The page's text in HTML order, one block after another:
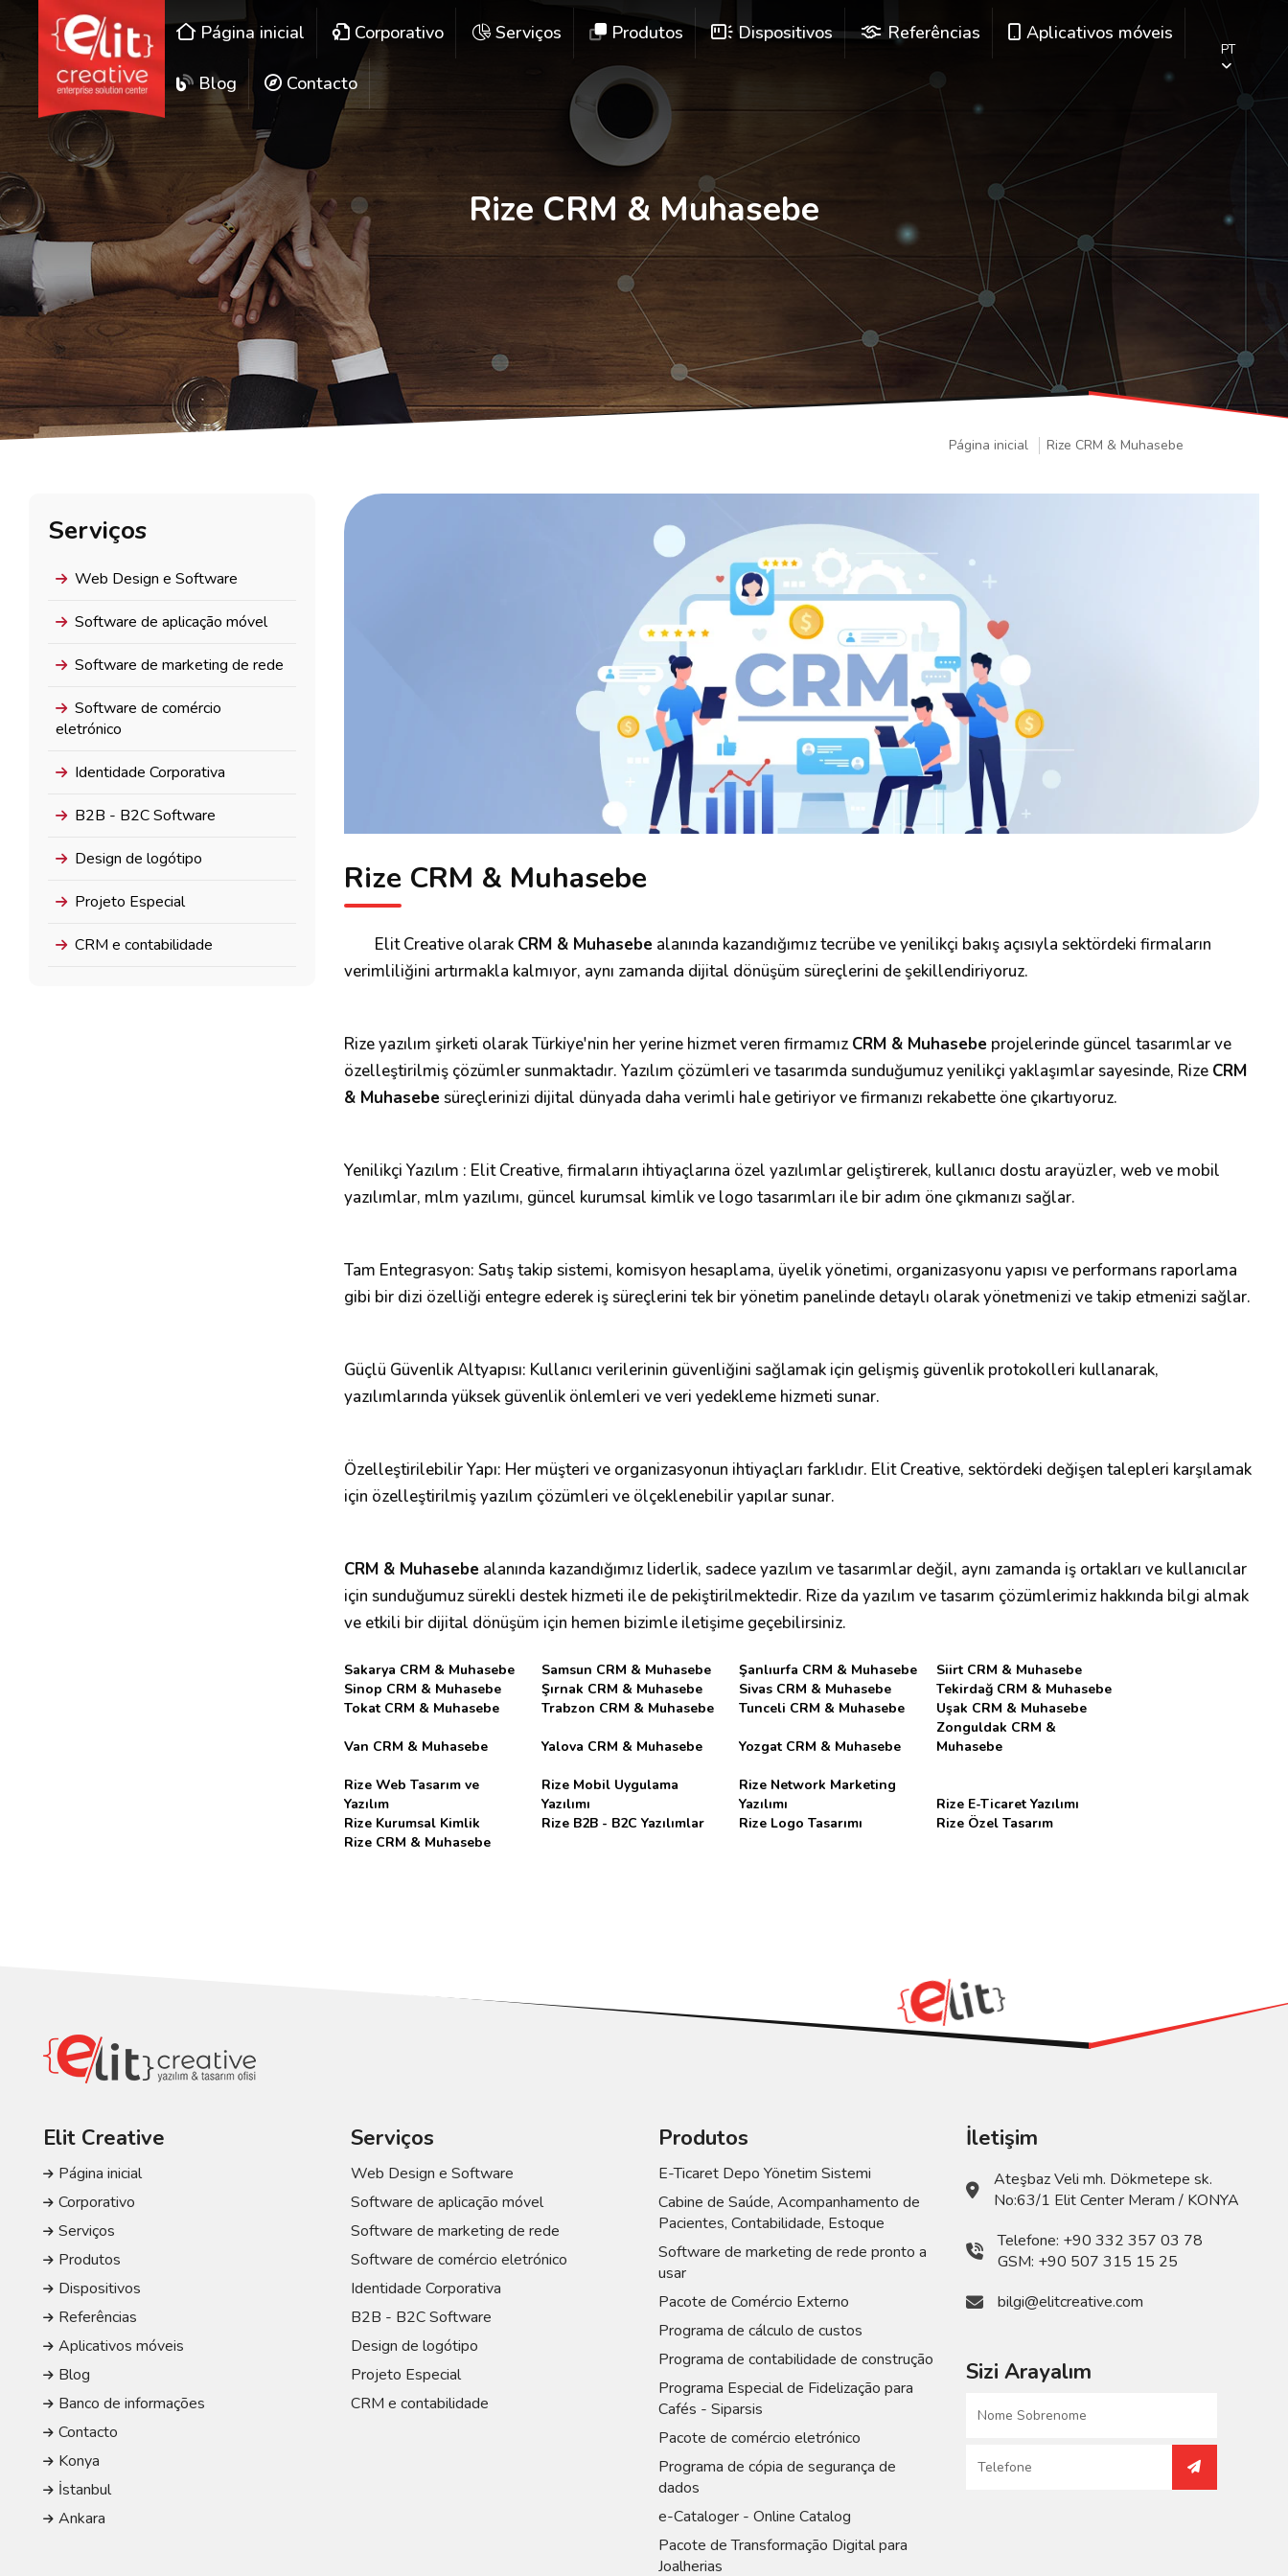
Página inicial Corporativo Serviços Produtos Dispositivos Referências Aplicativos móveis
Blog Contacto
PT
Rize CRM & Muhasebe
Página inicial Rize CRM & Muhasebe
Serviços
Web Design e Software
Software de aplicação móvel
Software de marketing de rede
Software de comércio
eletrónico
Identidade Corporativa
B2B - B2C Software
Design de logótipo
Projeto Especial
CRM e contabilidade
Rize CRM & Muhasebe
Elit Creative olarak CRM & Muhasebe alanında kazandığımız tecrübe ve yenilikçi bakış açısıyla sektördeki firmaların
verimliliğini artırmakla kalmıyor, aynı zamanda dijital dönüşüm süreçlerini de şekillendiriyoruz.
Rize yazılım şirketi olarak Türkiye'nin her yerine hizmet veren firmamız CRM & Muhasebe projelerinde güncel tasarımlar ve
özelleştirilmiş çözümler sunmaktadır. Yazılım çözümleri ve tasarımda sunduğumuz yenilikçi yaklaşımlar sayesinde, Rize CRM
& Muhasebe süreçlerinizi dijital dünyada daha verimli hale getiriyor ve firmanızı rekabette öne çıkartıyoruz.
Yenilikçi Yazılım : Elit Creative, firmaların ihtiyaçlarına özel yazılımlar geliştirerek, kullanıcı dostu arayüzler, web ve mobil
yazılımlar, mlm yazılımı, güncel kurumsal kimlik ve logo tasarımları ile bir adım öne çıkmanızı sağlar.
Tam Entegrasyon: Satış takip sistemi, komisyon hesaplama, üyelik yönetimi, organizasyonu yapısı ve performans raporlama
gibi bir dizi özelliği entegre ederek iş süreçlerini tek bir yönetim panelinde detaylı olarak yönetmenizi ve takip etmenizi sağlar.
Güçlü Güvenlik Altyapısı: Kullanıcı verilerinin güvenliğini sağlamak için gelişmiş güvenlik protokolleri kullanarak,
yazılımlarında yüksek güvenlik önlemleri ve veri yedekleme hizmeti sunar.
Özelleştirilebilir Yapı: Her müşteri ve organizasyonun ihtiyaçları farklıdır. Elit Creative, sektördeki değişen talepleri karşılamak
için özelleştirilmiş yazılım çözümleri ve ölçeklenebilir yapılar sunar.
CRM & Muhasebe alanında kazandığımız liderlik, sadece yazılım ve tasarımlar değil, aynı zamanda iş ortakları ve kullanıcılar
için sunduğumuz sürekli destek hizmeti ile de pekiştirilmektedir. Rize da yazılım ve tasarım çözümlerimiz hakkında bilgi almak
ve etkili bir dijital dönüşüm için hemen bizimle iletişime geçebilirsiniz.
Sakarya CRM & Muhasebe Samsun CRM & Muhasebe Şanlıurfa CRM & Muhasebe
Siirt CRM & Muhasebe
Sinop CRM & Muhasebe
Şırnak CRM & Muhasebe Sivas CRM & Muhasebe
Tekirdağ CRM & Muhasebe
Tokat CRM & Muhasebe
Trabzon CRM & Muhasebe Tunceli CRM & Muhasebe Uşak CRM & Muhasebe
Van CRM & Muhasebe Yalova CRM & Muhasebe Yozgat CRM & Muhasebe
Zonguldak CRM &
Muhasebe
Rize Web Tasarım ve
Yazılım
Rize Mobil Uygulama
Yazılımı
Rize Network Marketing
Yazılımı
Rize E-Ticaret Yazılımı
Rize Kurumsal Kimlik
Rize B2B - B2C Yazılımlar Rize Logo Tasarımı
Rize Özel Tasarım
Rize CRM & Muhasebe
Elit Creative
Página inicial
Corporativo
Serviços
Produtos
Dispositivos
Referências
Aplicativos móveis
Blog
Banco de informações
Contacto
Konya
İstanbul
Ankara
Serviços
Web Design e Software
Software de aplicação móvel
Software de marketing de rede
Software de comércio eletrónico
Identidade Corporativa
B2B - B2C Software
Design de logótipo
Projeto Especial
CRM e contabilidade
Produtos
E-Ticaret Depo Yönetim Sistemi
Cabine de Saúde, Acompanhamento de
Pacientes, Contabilidade, Estoque
Software de marketing de rede pronto a
usar
Pacote de Comércio Externo
Programa de cálculo de custos
Programa de contabilidade de construção
Programa Especial de Fidelização para
Cafés - Siparsis
Pacote de comércio eletrónico
Programa de cópia de segurança de
dados
e-Cataloger - Online Catalog
Pacote de Transformação Digital para
Joalherias
İletişim
Ateşbaz Veli mh. Dökmetepe sk.
No:63/1 Elit Center Meram / KONYA
Telefone: +90 332 357 03 78
GSM: +90 507 315 15 25
bilgi@elitcreative.com
Sizi Arayalım